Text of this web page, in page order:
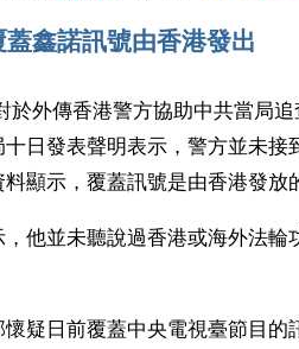
鑫諾訊號由香港發出
於外傳香港警方協助中共當局
日發表聲明表示，警方並未接
顯示，覆蓋訊號是由香港發放
他並未聽說過香港或海外法輪
疑日前覆蓋中央電視臺節目的